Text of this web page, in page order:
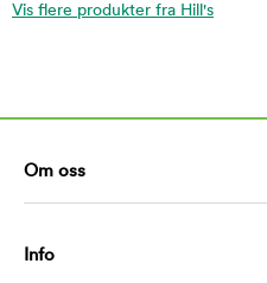
Vis flere produkter fra Hill's
Om oss
Info